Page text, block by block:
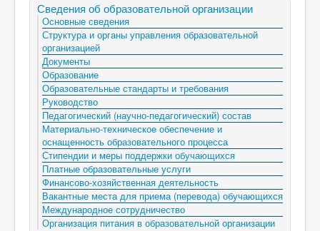
Сведения об образовательной организации
Основные сведения
Структура и органы управления образовательной
организацией
Документы
Образование
Образовательные стандарты и требования
Руководство
Педагогический (научно-педагогический) состав
Материально-техническое обеспечение и
оснащенность образовательного процесса
Стипендии и меры поддержки обучающихся
Платные образовательные услуги
Финансово-хозяйственная деятельность
Вакантные места для приема (перевода) обучающихся
Международное сотрудничество
Организация питания в образовательной организации